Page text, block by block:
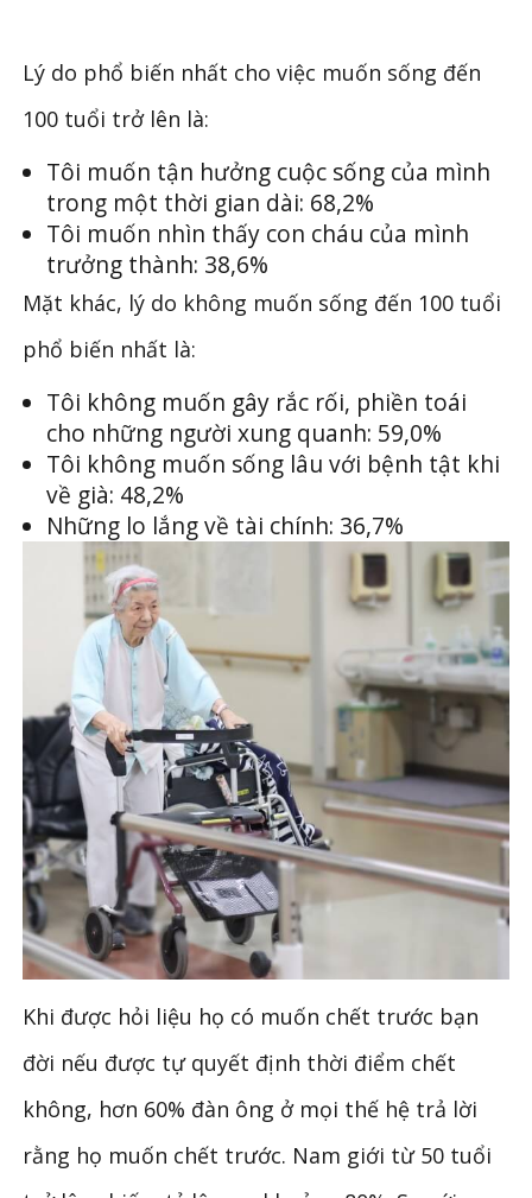
Lý do phổ biến nhất cho việc muốn sống đến
100 tuổi trở lên là:
Tôi muốn tận hưởng cuộc sống của mình
trong một thời gian dài: 68,2%
Tôi muốn nhìn thấy con cháu của mình
trưởng thành: 38,6%
Mặt khác, lý do không muốn sống đến 100 tuổi
phổ biến nhất là:
Tôi không muốn gây rắc rối, phiền toái
cho những người xung quanh: 59,0%
Tôi không muốn sống lâu với bệnh tật khi
về già: 48,2%
Những lo lắng về tài chính: 36,7%
Khi được hỏi liệu họ có muốn chết trước bạn
đời nếu được tự quyết định thời điểm chết
không, hơn 60% đàn ông ở mọi thế hệ trả lời
rằng họ muốn chết trước. Nam giới từ 50 tuổi